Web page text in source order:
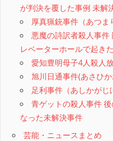
が判決を覆した事例 未解
厚真猟銃事件（あつま
悪魔の詩訳者殺人事件
レベーターホールで起き
愛知豊明母子4人殺人
旭川日通事件(あさひ
足利事件（あしかがじ
青ゲットの殺人事件
なった未解決事件
芸能・ニュースまとめ